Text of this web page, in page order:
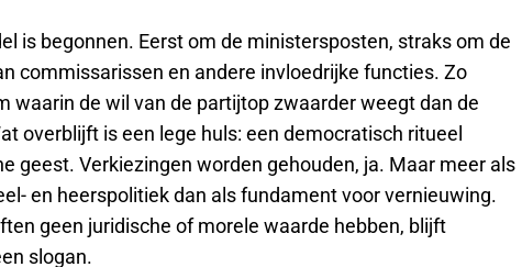
is begonnen. Eerst om de ministersposten, straks om de
commissarissen en andere invloedrijke functies. Zo
waarin de wil van de partijtop zwaarder weegt dan de
overblijft is een lege huls: een democratisch ritueel
geest. Verkiezingen worden gehouden, ja. Maar meer als
en heerspolitiek dan als fundament voor vernieuwing.
geen juridische of morele waarde hebben, blijft
slogan.